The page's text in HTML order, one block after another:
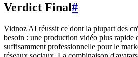
Verdict Final#
Vidnoz AI réussit ce dont la plupart des
besoin : une production vidéo plus rapide
suffisamment professionnelle pour le